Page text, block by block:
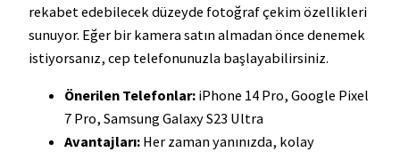
rekabet edebilecek düzeyde fotoğraf çekim özellikleri
sunuyor. Eğer bir kamera satın almadan önce denemek
istiyorsanız, cep telefonunuzla başlayabilirsiniz.
Önerilen Telefonlar: iPhone 14 Pro, Google Pixel
7 Pro, Samsung Galaxy S23 Ultra
Avantajları: Her zaman yanınızda, kolay